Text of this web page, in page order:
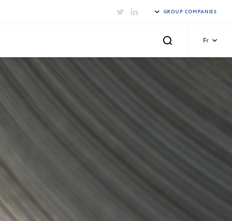
GROUP COMPANIES
Fr